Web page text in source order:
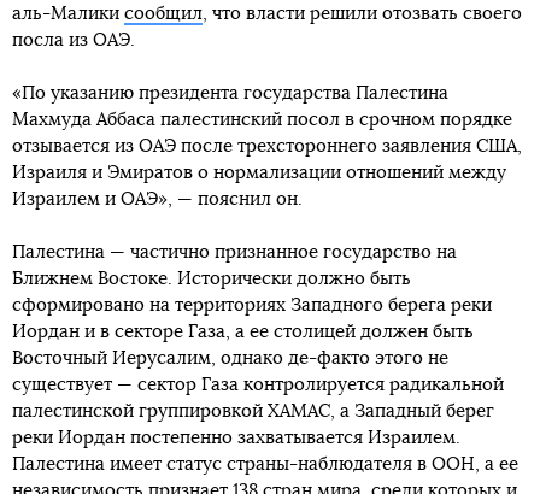
аль-Малики сообщил, что власти решили отозвать своего
посла из ОАЭ.
«По указанию президента государства Палестина
Махмуда Аббаса палестинский посол в срочном порядке
отзывается из ОАЭ после трехстороннего заявления США,
Израиля и Эмиратов о нормализации отношений между
Израилем и ОАЭ», — пояснил он.
Палестина — частично признанное государство на
Ближнем Востоке. Исторически должно быть
сформировано на территориях Западного берега реки
Иордан и в секторе Газа, а ее столицей должен быть
Восточный Иерусалим, однако де-факто этого не
существует — сектор Газа контролируется радикальной
палестинской группировкой ХАМАС, а Западный берег
реки Иордан постепенно захватывается Израилем.
Палестина имеет статус страны-наблюдателя в ООН, а ее